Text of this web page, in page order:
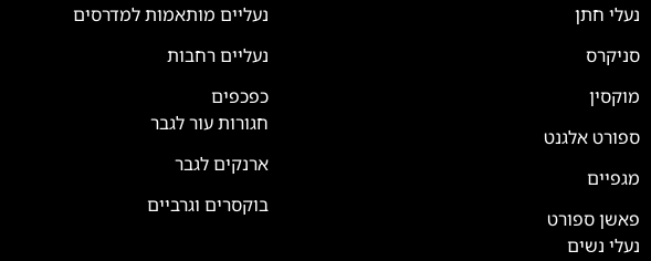
נעלי חתן
סניקרס
מוקסין
ספורט אלגנט
מגפיים
פאשן ספורט
נעלי נשים
נעליים מותאמות למדרסים
נעליים רחבות
כפכפים
חגורות עור לגבר
ארנקים לגבר
בוקסרים וגרביים
💬